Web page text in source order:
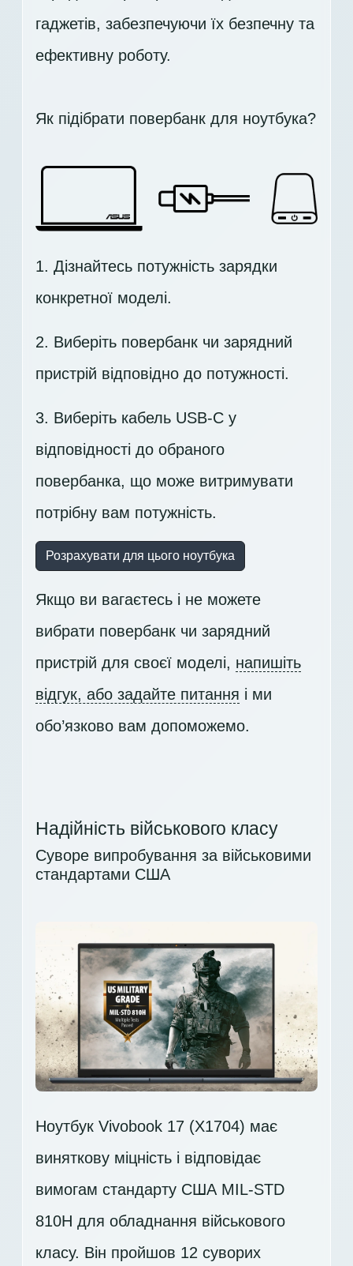
гаджетів, забезпечуючи їх безпечну та
ефективну роботу.
Як підібрати повербанк для ноутбука?
1. Дізнайтесь потужність зарядки
конкретної моделі.
2. Виберіть повербанк чи зарядний
пристрій відповідно до потужності.
3. Виберіть кабель USB-C у
відповідності до обраного
повербанка, що може витримувати
потрібну вам потужність.
Розрахувати для цього ноутбука
Якщо ви вагаєтесь і не можете
вибрати повербанк чи зарядний
пристрій для своєї моделі, напишіть
відгук, або задайте питання і ми
обо’язково вам допоможемо.
Надійність військового класу
Суворе випробування за військовими
стандартами США
Ноутбук Vivobook 17 (X1704) має
виняткову міцність і відповідає
вимогам стандарту США MIL-STD
810H для обладнання військового
класу. Він пройшов 12 суворих